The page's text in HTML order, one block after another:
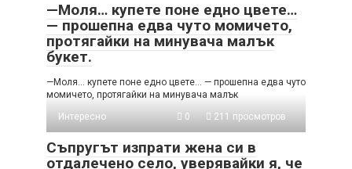
—Моля… купете поне едно цвете…
— прошепна едва чуто момичето,
протягайки на минувача малък
букет.
—Моля… купете поне едно цвете… — прошепна едва чуто
момичето, протягайки на минувача малък
Интересно
0 211 просмотров
Съпругът изпрати жена си в
отдалечено село, уверявайки я, че